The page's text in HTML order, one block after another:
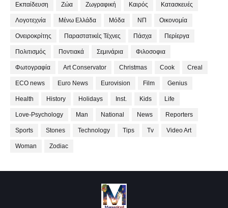
Εκπαίδευση Ζώα Ζωγραφική Καιρός Κατασκευές
Λογοτεχνία Μένω Ελλάδα Μόδα ΝΠ Οικονομία
Ονειροκρίτης Παραστατικές Τέχνες Πάσχα Περίεργα
Πολιτισμός Ποντιακά Σεμινάρια Φιλοσοφια
Φωτογραφία Art Conservator Christmas Cook Creal
ECO news Euro News Eurovision Film Genius
Health History Holidays Inst. Kids Life
Love-Psychology Man National News Reporters
Sports Stones Technology Tips Tv Video Art
Woman Zodiac